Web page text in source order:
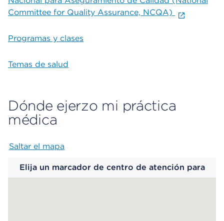
Committee for Quality Assurance, NCQA)
Programas y clases
Temas de salud
Dónde ejerzo mi práctica
médica
Saltar el mapa
Elija un marcador de centro de atención para